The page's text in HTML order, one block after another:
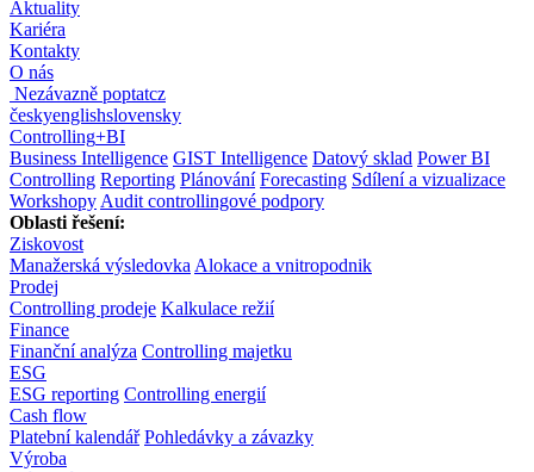
Aktuality
Kariéra
Kontakty
O nás
Nezávazně poptatcz
českyenglishslovensky
Controlling+BI
Business Intelligence GIST Intelligence Datový sklad Power BI
Controlling Reporting Plánování Forecasting Sdílení a vizualizace
Workshopy Audit controllingové podpory
Oblasti řešení:
Ziskovost
Manažerská výsledovka Alokace a vnitropodnik
Prodej
Controlling prodeje Kalkulace režií
Finance
Finanční analýza Controlling majetku
ESG
ESG reporting Controlling energií
Cash flow
Platební kalendář Pohledávky a závazky
Výroba